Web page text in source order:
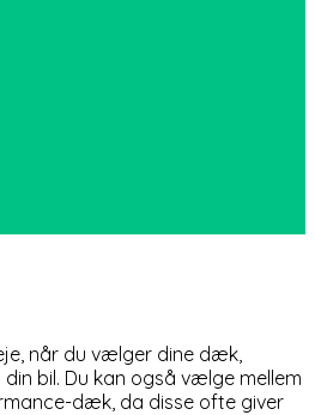
når du vælger dine dæk,
bil. Du kan også vælge mellem
dæk, da disse ofte giver